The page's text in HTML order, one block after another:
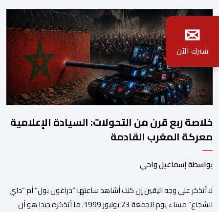
خلاصة ربع قرن من التحولات: السيادة الإعلامية
معركة المغرب القادمة
بواسطة إسماعيل واحي
لا أتذكر على وجه اليقين إن كنت أشاهد ساعتها “دراغون بول” أم “داي
الشجاع” مساء يوم الجمعة 23 يوليوز 1999. ما أتذكره جيدا هو أن
✉
شترك الآن